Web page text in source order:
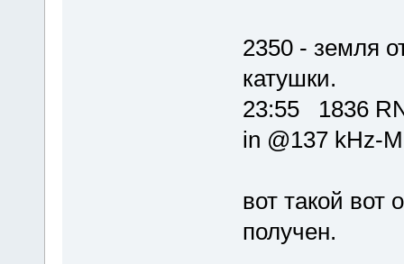
2350 - земля
катушки.
23:55 1836
in @137 kHz-
вот такой вот
получен.